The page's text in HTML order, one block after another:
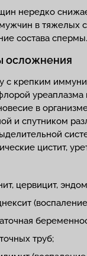
нередко
в тяжелых
состава спермы.
осложнения
с крепким
уреаплазма
в
и спутником
цистит,
цервицит,
труб;